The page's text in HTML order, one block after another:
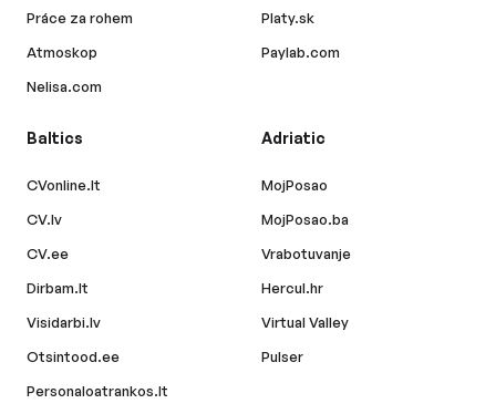
Práce za rohem
Atmoskop
Nelisa.com
Platy.sk
Paylab.com
Baltics
CVonline.lt
CV.lv
CV.ee
Dirbam.lt
Visidarbi.lv
Otsintood.ee
Personaloatrankos.lt
Adriatic
MojPosao
MojPosao.ba
Vrabotuvanje
Hercul.hr
Virtual Valley
Pulser